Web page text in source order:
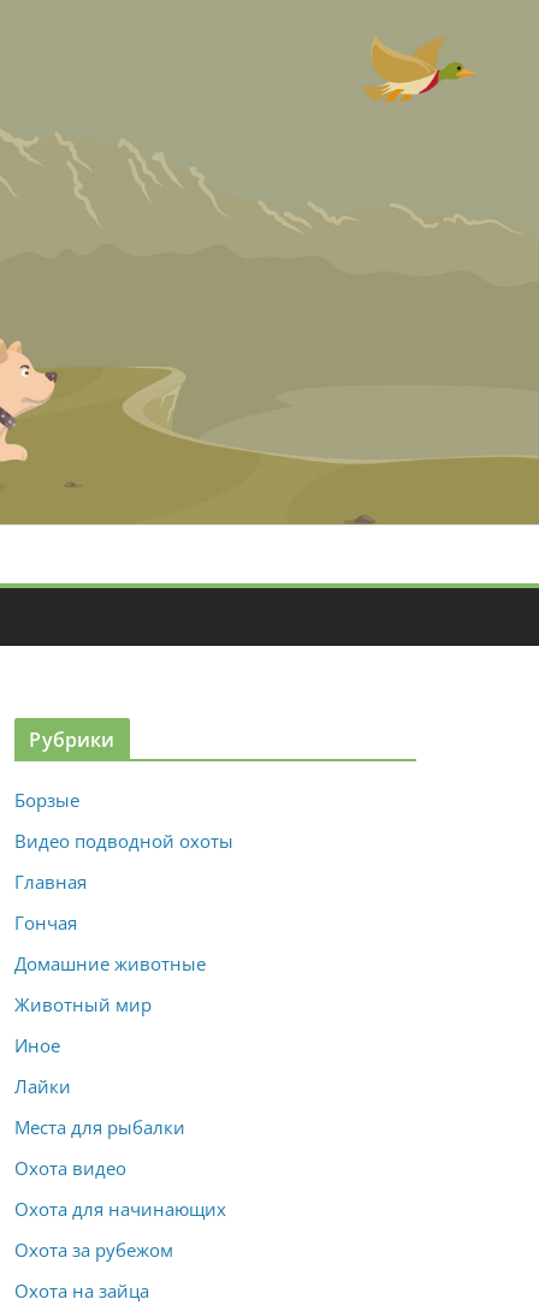
Рубрики
Борзые
Видео подводной охоты
Главная
Гончая
Домашние животные
Животный мир
Иное
Лайки
Места для рыбалки
Охота видео
Охота для начинающих
Охота за рубежом
Охота на зайца